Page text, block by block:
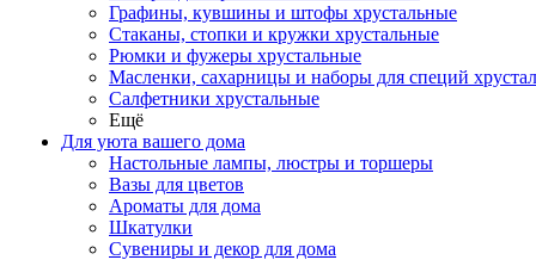
Графины, кувшины и штофы хрустальные
Стаканы, стопки и кружки хрустальные
Рюмки и фужеры хрустальные
Масленки, сахарницы и наборы для специй
Салфетники хрустальные
Ещё
Для уюта вашего дома
Настольные лампы, люстры и торшеры
Вазы для цветов
Ароматы для дома
Шкатулки
Сувениры и декор для дома